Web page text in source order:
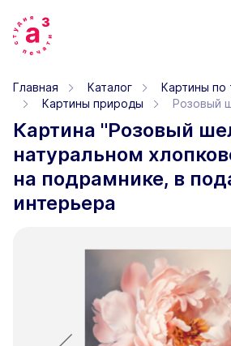
Главная Каталог
Картины по
Картины природы
Розовый
Картина "Розовый
натуральном
на подрамнике, в
интерьера